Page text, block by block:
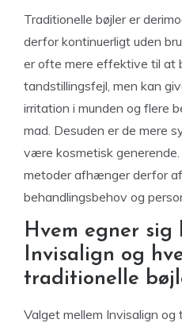
Traditionelle bøjler er
derfor kontinuerligt uden
er ofte mere effektive til at
tandstillingsfejl, men kan
irritation i munden og flere
mad. Desuden er de mere
være kosmetisk
metoder afhænger derfor
behandlingsbehov og
Hvem egner sig
Invisalign og
traditionelle
Valget mellem Invisalign og